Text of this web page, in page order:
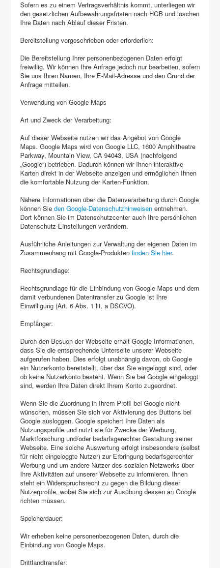
Sofern es zu einem Vertragsverhältnis kommt, unterliegen wir
den gesetzlichen Aufbewahrungsfristen nach HGB und löschen
Ihre Daten nach Ablauf dieser Fristen.
Bereitstellung vorgeschrieben oder erforderlich:
Die Bereitstellung Ihrer personenbezogenen Daten erfolgt
freiwillig. Wir können Ihre Anfrage jedoch nur bearbeiten, sofern
Sie uns Ihren Namen, Ihre E-Mail-Adresse und den Grund der
Anfrage mitteilen.
Verwendung von Google Maps
Art und Zweck der Verarbeitung:
Auf dieser Webseite nutzen wir das Angebot von Google
Maps. Google Maps wird von Google LLC, 1600 Amphitheatre
Parkway, Mountain View, CA 94043, USA (nachfolgend
„Google“) betrieben. Dadurch können wir Ihnen interaktive
Karten direkt in der Webseite anzeigen und ermöglichen Ihnen
die komfortable Nutzung der Karten-Funktion.
Nähere Informationen über die Datenverarbeitung durch Google
können Sie den Google-Datenschutzhinweisen entnehmen.
Dort können Sie im Datenschutzcenter auch Ihre persönlichen
Datenschutz-Einstellungen verändern.
Ausführliche Anleitungen zur Verwaltung der eigenen Daten im
Zusammenhang mit Google-Produkten finden Sie hier.
Rechtsgrundlage:
Rechtsgrundlage für die Einbindung von Google Maps und dem
damit verbundenen Datentransfer zu Google ist Ihre
Einwilligung (Art. 6 Abs. 1 lit. a DSGVO).
Empfänger:
Durch den Besuch der Webseite erhält Google Informationen,
dass Sie die entsprechende Unterseite unserer Webseite
aufgerufen haben. Dies erfolgt unabhängig davon, ob Google
ein Nutzerkonto bereitstellt, über das Sie eingeloggt sind, oder
ob keine Nutzerkonto besteht. Wenn Sie bei Google eingeloggt
sind, werden Ihre Daten direkt Ihrem Konto zugeordnet.
Wenn Sie die Zuordnung in Ihrem Profil bei Google nicht
wünschen, müssen Sie sich vor Aktivierung des Buttons bei
Google ausloggen. Google speichert Ihre Daten als
Nutzungsprofile und nutzt sie für Zwecke der Werbung,
Marktforschung und/oder bedarfsgerechter Gestaltung seiner
Webseite. Eine solche Auswertung erfolgt insbesondere (selbst
für nicht eingeloggte Nutzer) zur Erbringung bedarfsgerechter
Werbung und um andere Nutzer des sozialen Netzwerks über
Ihre Aktivitäten auf unserer Webseite zu informieren. Ihnen
steht ein Widerspruchsrecht zu gegen die Bildung dieser
Nutzerprofile, wobei Sie sich zur Ausübung dessen an Google
richten müssen.
Speicherdauer:
Wir erheben keine personenbezogenen Daten, durch die
Einbindung von Google Maps.
Drittlandtransfer: